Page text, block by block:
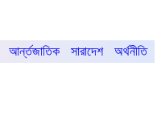
আর্ন্তজাতিক সারাদেশ অর্থনীতি